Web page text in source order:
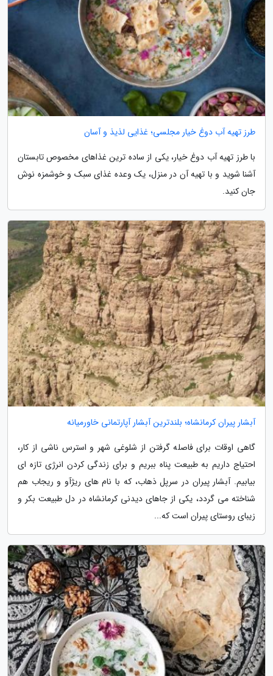
طرز تهیه آب دوغ خیار مجلسی؛ غذایی لذیذ و آسان
با طرز تهیه آب دوغ خیار، یکی از ساده ترین غذاهای مخصوص تابستان
آشنا شوید و با تهیه آن در منزل، یک وعده غذای سبک و خوشمزه نوش
جان کنید.
آبشار پیران کرمانشاه؛ بلندترین آبشار آپارتمانی خاورمیانه
گاهی اوقات برای فاصله گرفتن از شلوغی شهر و استرس ناشی از کار،
احتیاج داریم به طبیعت پناه ببریم و برای زندگی کردن انرژی تازه ای
بیابیم. آبشار پیران در سرپل ذهاب، که با نام های ریژآو و ریجاب هم
شناخته می گردد، یکی از جاهای دیدنی کرمانشاه در دل طبیعت بکر و
زیبای روستای پیران است که...